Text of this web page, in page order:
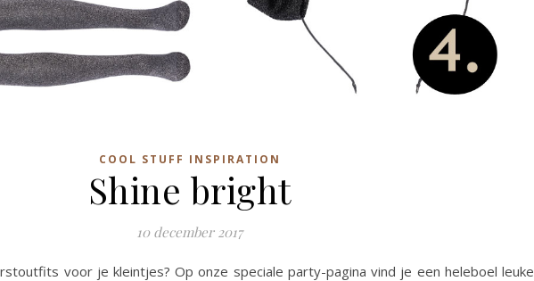
COOL STUFF INSPIRATION
Shine bright
10 december 2017
voor je kleintjes? Op onze speciale party-pagina vind je een heleboel leuke